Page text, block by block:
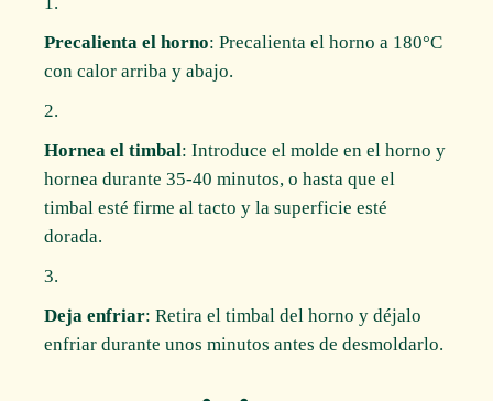
Precalienta el horno: Precalienta el horno a 180°C
con calor arriba y abajo.
Hornea el timbal: Introduce el molde en el horno y
hornea durante 35-40 minutos, o hasta que el
timbal esté firme al tacto y la superficie esté
dorada.
Deja enfriar: Retira el timbal del horno y déjalo
enfriar durante unos minutos antes de desmoldarlo.